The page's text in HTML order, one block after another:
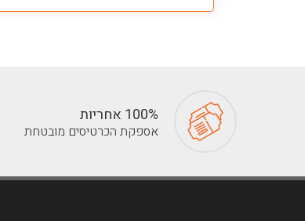
100% אחריות
אספקת הכרטיסים מובטחת